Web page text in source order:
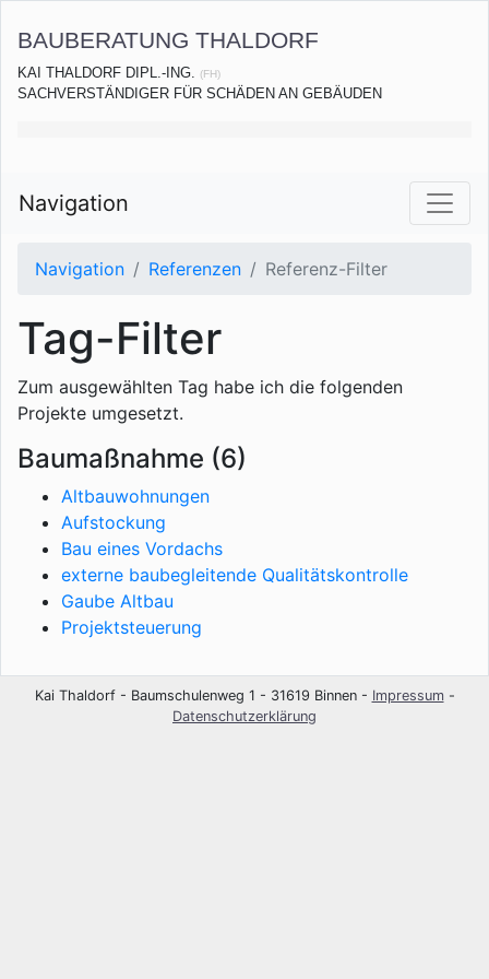
BAUBERATUNG THALDORF
KAI THALDORF DIPL.-ING. (FH)
SACHVERSTÄNDIGER FÜR SCHÄDEN AN GEBÄUDEN
Navigation
Navigation Referenzen Referenz-Filter
Tag-Filter
Zum ausgewählten Tag habe ich die folgenden
Projekte umgesetzt.
Baumaßnahme (6)
Altbauwohnungen
Aufstockung
Bau eines Vordachs
externe baubegleitende Qualitätskontrolle
Gaube Altbau
Projektsteuerung
Kai Thaldorf - Baumschulenweg 1 - 31619 Binnen - Impressum-
Datenschutzerklärung